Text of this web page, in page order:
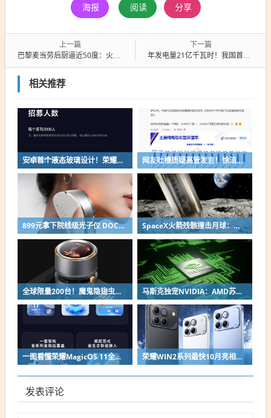
海报 阅读 分享
上一篇
巴黎麦当劳后厨逼近50度：火速下订100台空调
下一篇
年发电量21亿千瓦时！我国首个550兆瓦F级燃机项目全容量投产发电
相关推荐
安卓首个液态玻璃设计！荣耀MagicOS 11内测招募开启：17款机型首批升级 网友吐槽质疑高管发言！徐洁云回应“孩go”言论争议：是小米用户宠物名
899元拿下院线级光子仪 DOCO童颜超光炮小米有品众筹上线 SpaceX火箭残骸撞击月球：留下直径约30米巨坑
全球限量200台！魔鬼隐翅虫欧米伽L36 Ultra液冷预售：可动冷头售2999元 马斯克独宠NVIDIA：AMD苏姿丰淡定回应
一图看懂荣耀MagicOS 11全新双架构：安卓底层重构 液态玻璃效果拉满 荣耀WIN2系列最快10月亮相：2nm芯片+万级电池组合同档唯一
发表评论